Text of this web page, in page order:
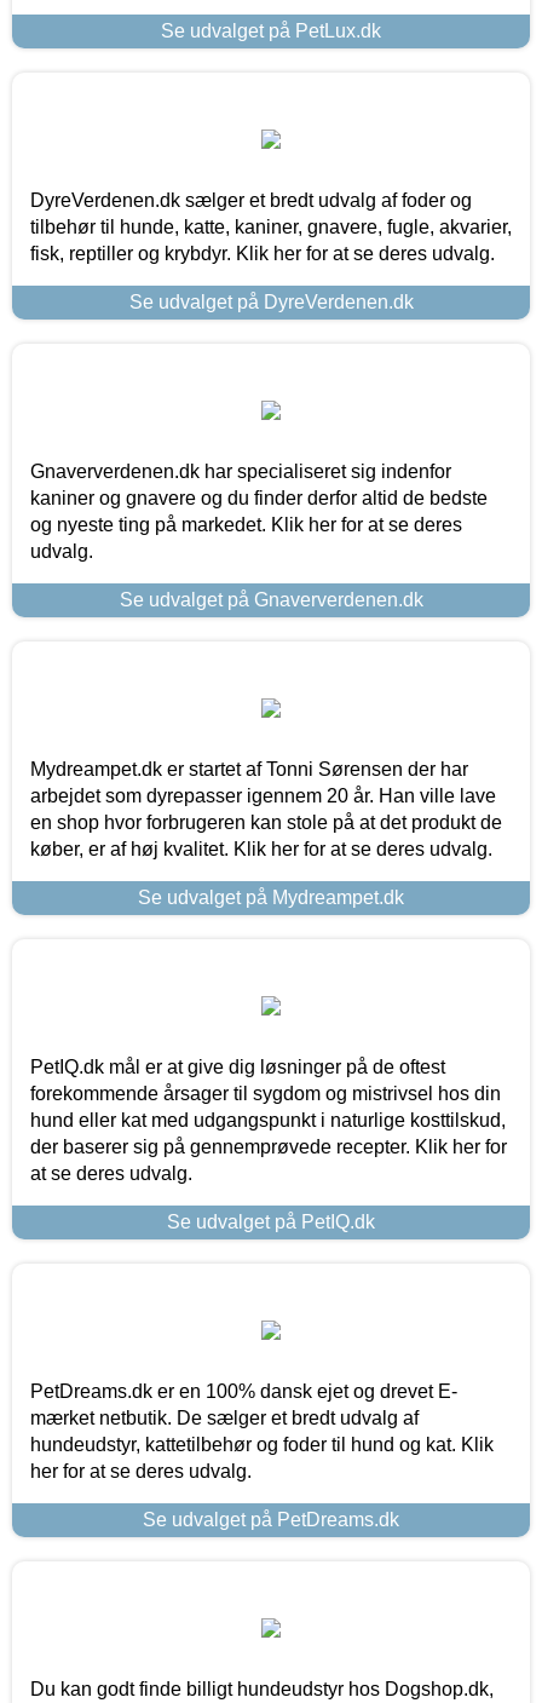
Se udvalget på PetLux.dk
DyreVerdenen.dk sælger et bredt udvalg af foder og
tilbehør til hunde, katte, kaniner, gnavere, fugle, akvarier,
fisk, reptiller og krybdyr. Klik her for at se deres udvalg.
Se udvalget på DyreVerdenen.dk
Gnaververdenen.dk har specialiseret sig indenfor
kaniner og gnavere og du finder derfor altid de bedste
og nyeste ting på markedet. Klik her for at se deres
udvalg.
Se udvalget på Gnaververdenen.dk
Mydreampet.dk er startet af Tonni Sørensen der har
arbejdet som dyrepasser igennem 20 år. Han ville lave
en shop hvor forbrugeren kan stole på at det produkt de
køber, er af høj kvalitet. Klik her for at se deres udvalg.
Se udvalget på Mydreampet.dk
PetIQ.dk mål er at give dig løsninger på de oftest
forekommende årsager til sygdom og mistrivsel hos din
hund eller kat med udgangspunkt i naturlige kosttilskud,
der baserer sig på gennemprøvede recepter. Klik her for
at se deres udvalg.
Se udvalget på PetIQ.dk
PetDreams.dk er en 100% dansk ejet og drevet E-
mærket netbutik. De sælger et bredt udvalg af
hundeudstyr, kattetilbehør og foder til hund og kat. Klik
her for at se deres udvalg.
Se udvalget på PetDreams.dk
Du kan godt finde billigt hundeudstyr hos Dogshop.dk,